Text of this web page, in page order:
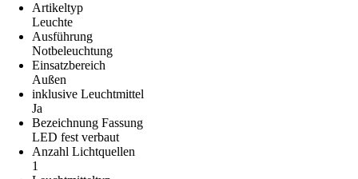
Artikeltyp
Leuchte
Ausführung
Notbeleuchtung
Einsatzbereich
Außen
inklusive Leuchtmittel
Ja
Bezeichnung Fassung
LED fest verbaut
Anzahl Lichtquellen
1